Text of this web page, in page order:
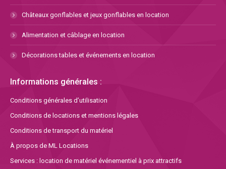
Châteaux gonflables et jeux gonflables en location
Alimentation et câblage en location
Décorations tables et événements en location
Informations générales :
Conditions générales d’utilisation
Conditions de locations et mentions légales
Conditions de transport du matériel
À propos de ML Locations
Services : location de matériel événementiel à prix attractifs